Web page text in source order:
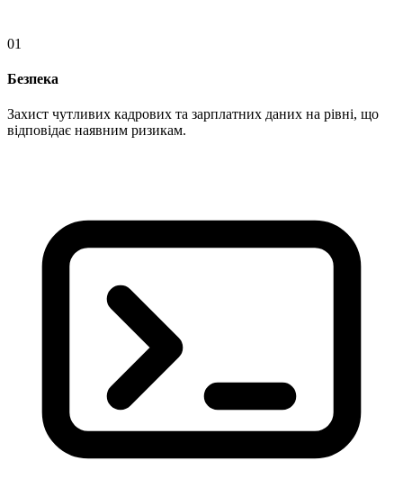
01
Безпека
Захист чутливих кадрових та зарплатних даних на рівні, що
відповідає наявним ризикам.